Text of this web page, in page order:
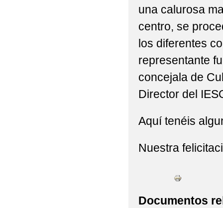
una calurosa
centro, se
los diferentes
representante
concejala de
Director del
Aquí tenéis
Nuestra
Documentos